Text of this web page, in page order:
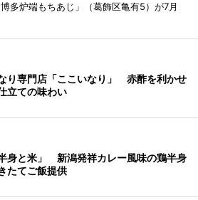
多炉端もちあじ」（葛飾区亀有5）が7月
り専門店「ここいなり」 赤酢を利かせ
立ての味わい
身と米」 新潟発祥カレー風味の鶏半身
たてご飯提供